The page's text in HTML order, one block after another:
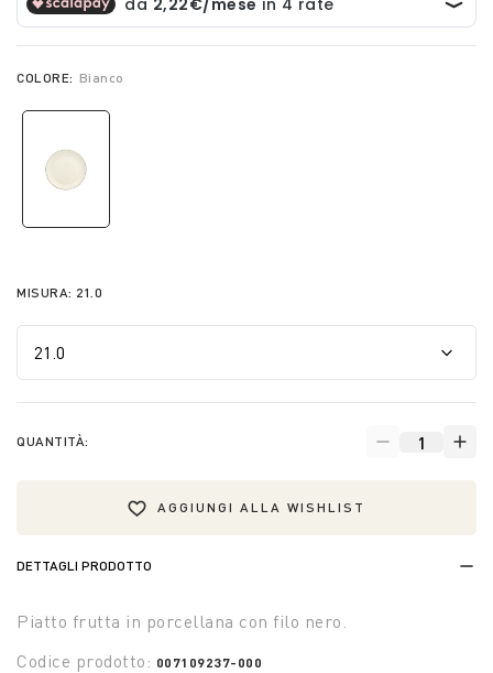
COLORE: Bianco
MISURA: 21.0
QUANTITÀ:
AGGIUNGI ALLA WISHLIST
DETTAGLI PRODOTTO
Piatto frutta in porcellana con filo nero.
Codice prodotto: 007109237-000